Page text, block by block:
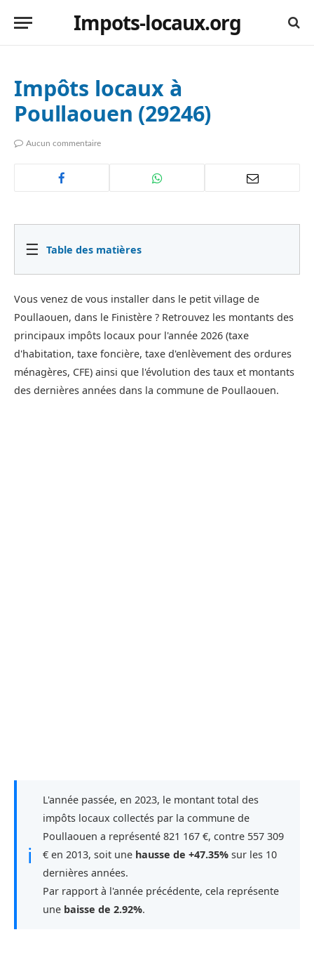
Impots-locaux.org
Impôts locaux à
Poullaouen (29246)
Aucun commentaire
☰ Table des matières
Vous venez de vous installer dans le petit village de
Poullaouen, dans le Finistère ? Retrouvez les montants des
principaux impôts locaux pour l'année 2026 (taxe
d'habitation, taxe foncière, taxe d'enlèvement des ordures
ménagères, CFE) ainsi que l'évolution des taux et montants
des dernières années dans la commune de Poullaouen.
ℹ
L'année passée, en 2023, le montant total des
impôts locaux collectés par la commune de
Poullaouen a représenté 821 167 €, contre 557 309
€ en 2013, soit une hausse de +47.35% sur les 10
dernières années.
Par rapport à l'année précédente, cela représente
une baisse de 2.92%.